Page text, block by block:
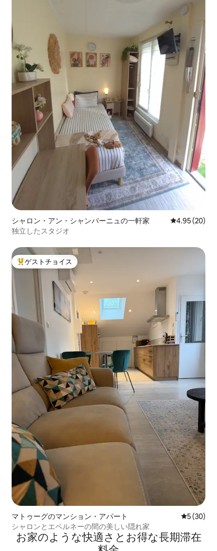
シャロン・アン・シャンパーニュの一軒家 レビュー20
4.95 (20)
独立したスタジオ
大好評のゲストチョイスです。
ゲストチョイス
マトゥーグのマンション・アパート レビュー
5 (30)
シャロンとエペルネーの間の美しい隠れ家
お家のような快⁠適⁠さ⁠とお⁠得⁠な長⁠期⁠滞⁠在